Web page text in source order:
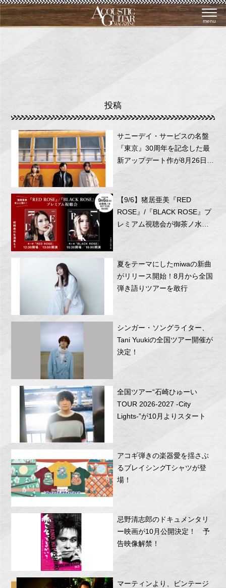
menu
投稿
サニーデイ・サービスの名盤
『東京』30周年を記念した最
新アップデート作が8月26日に
リリース！
【9/6】猪居亜美『RED
ROSE』/『BLACK ROSE』プ
レミアム視聴会が御茶ノ水
夏をテーマにしたmiwaの新曲
がリリース開始！8月から全国
弾き語りツアーを敢行
シンガー・ソングライター、
Tani Yuukiの全国ツアー開催が
決定！
全国ツアー“石崎ひゅーい
TOUR 2026-2027 -City
Lights-”が10月よりスタート
アコギ弾きの楽器愛を揺さぶ
るブレイシングTシャツが登
場！
忌野清志郎のドキュメンタリ
ー映画が10月公開決定！ 予
告映像解禁！
マーティンより、ビンテージ